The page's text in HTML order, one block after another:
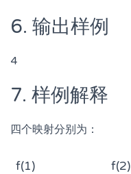
6. 输出样例
4
7. 样例解释
四个映射分别为：
f(1) f(2)